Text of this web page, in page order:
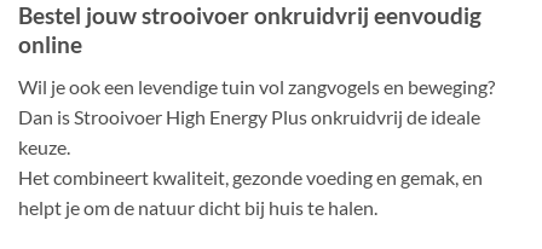
Bestel jouw strooivoer onkruidvrij eenvoudig
online
Wil je ook een levendige tuin vol zangvogels en beweging?
Dan is Strooivoer High Energy Plus onkruidvrij de ideale
keuze.
Het combineert kwaliteit, gezonde voeding en gemak, en
helpt je om de natuur dicht bij huis te halen.